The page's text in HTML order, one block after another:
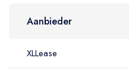
Aanbieder
XLLease